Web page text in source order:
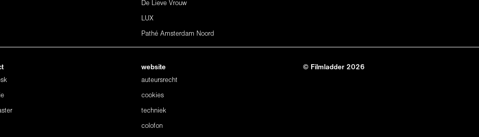
De Lieve Vrouw
LUX
Pathé Amsterdam Noord
website
auteursrecht
cookies
techniek
colofon
© Filmladder 2026